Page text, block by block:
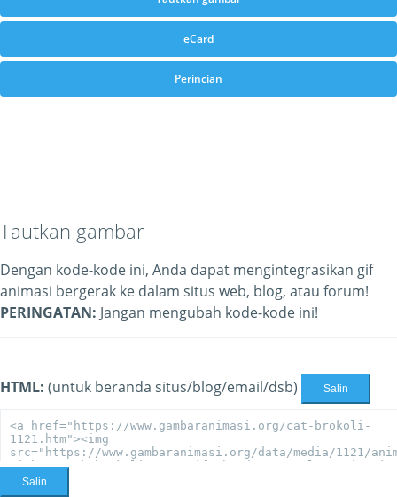
eCard
Perincian
Tautkan gambar
Dengan kode-kode ini, Anda dapat mengintegrasikan gif
animasi bergerak ke dalam situs web, blog, atau forum!
PERINGATAN: Jangan mengubah kode-kode ini!
HTML: (untuk beranda situs/blog/email/dsb) Salin
Salin